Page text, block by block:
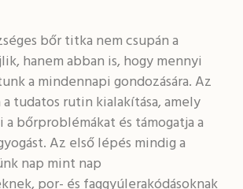
bőr titka nem csupán a
hanem abban is, hogy mennyi
a mindennapi gondozására. Az
a tudatos rutin kialakítása, amely
bőrproblémákat és támogatja a
Az első lépés mindig a
nap mint nap